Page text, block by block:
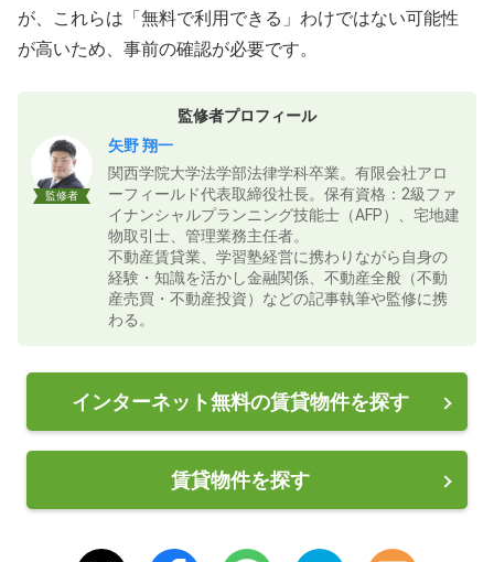
が、これらは「無料で利用できる」わけではない可能性
が高いため、事前の確認が必要です。
監修者プロフィール
監修者
矢野 翔一
関西学院大学法学部法律学科卒業。有限会社アロ
ーフィールド代表取締役社長。保有資格：2級ファ
イナンシャルプランニング技能士（AFP）、宅地建
物取引士、管理業務主任者。
不動産賃貸業、学習塾経営に携わりながら自身の
経験・知識を活かし金融関係、不動産全般（不動
産売買・不動産投資）などの記事執筆や監修に携
わる。
インターネット無料の賃貸物件を探す
賃貸物件を探す